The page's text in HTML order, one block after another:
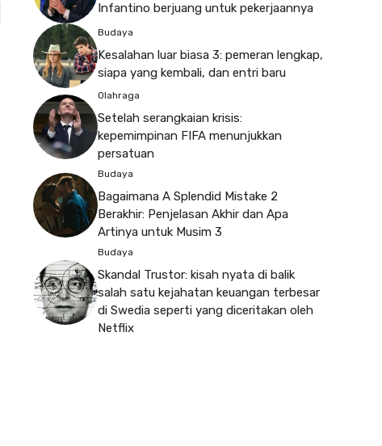
Infantino berjuang untuk pekerjaannya
Budaya
Kesalahan luar biasa 3: pemeran lengkap,
siapa yang kembali, dan entri baru
Olahraga
Setelah serangkaian krisis:
kepemimpinan FIFA menunjukkan
persatuan
Budaya
Bagaimana A Splendid Mistake 2
Berakhir: Penjelasan Akhir dan Apa
Artinya untuk Musim 3
Budaya
Skandal Trustor: kisah nyata di balik
salah satu kejahatan keuangan terbesar
di Swedia seperti yang diceritakan oleh
Netflix